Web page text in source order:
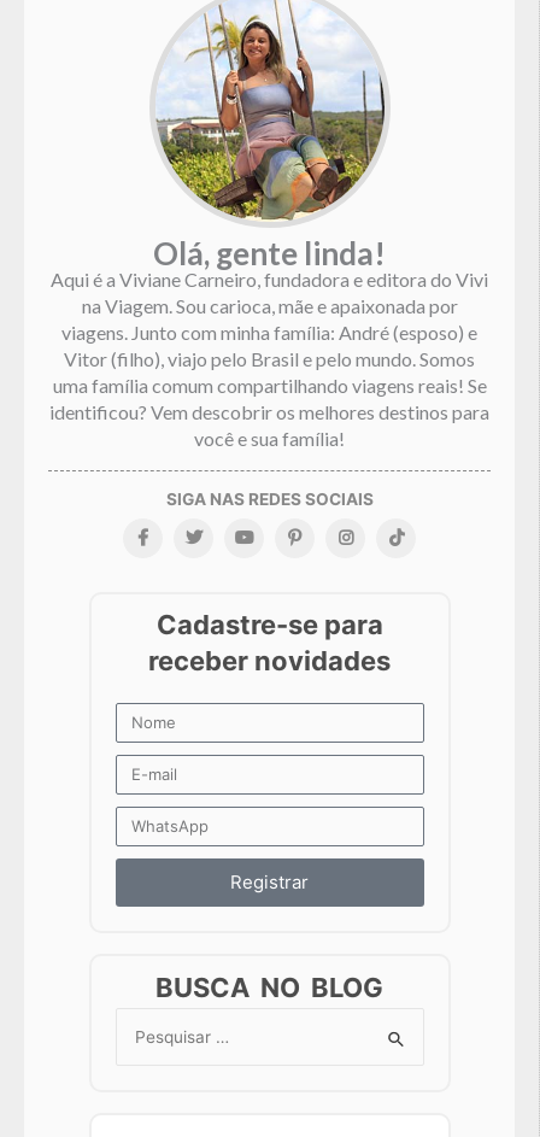
Olá, gente linda!
Aqui é a Viviane Carneiro, fundadora e editora do Vivi
na Viagem. Sou carioca, mãe e apaixonada por
viagens. Junto com minha família: André (esposo) e
Vitor (filho), viajo pelo Brasil e pelo mundo. Somos
uma família comum compartilhando viagens reais! Se
identificou? Vem descobrir os melhores destinos para
você e sua família!
Registrar
BUSCA NO BLOG
Search